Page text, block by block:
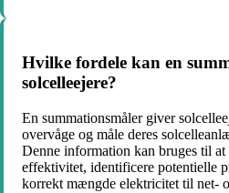
Hvilke fordele kan en
solcelleejere?
En summationsmåler giver
overvåge og måle deres
Denne information kan bruges til
effektivitet, identificere potentielle
korrekt mængde elektricitet til net-